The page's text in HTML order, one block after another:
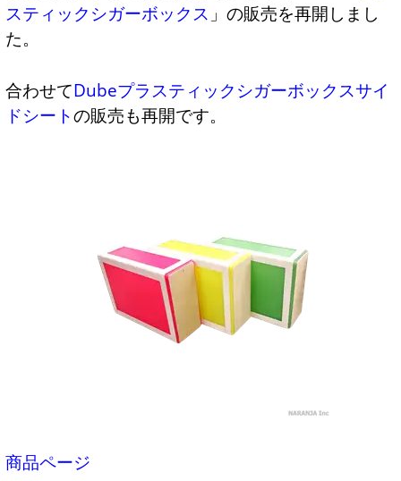
スティックシガーボックス 」の販売を再開しまし
た。
合わせてDubeプラスティックシガーボックスサイ
ドシートの販売も再開です。
商品ページ